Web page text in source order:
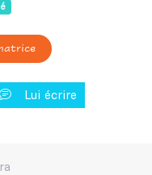
Lui écrire